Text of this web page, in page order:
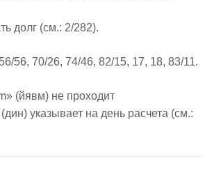
долг (см.: 2/282).
56, 70/26, 74/46, 82/15, 17, 18, 83/11.
(йявм) не проходит
указывает на день расчета (см.: